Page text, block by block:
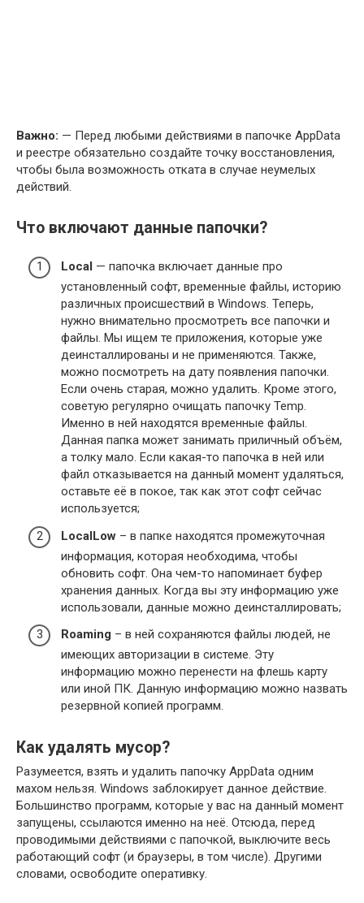
Важно: — Перед любыми действиями в папочке AppData
и реестре обязательно создайте точку восстановления,
чтобы была возможность отката в случае неумелых
действий.
Что включают данные папочки?
Local — папочка включает данные про
установленный софт, временные файлы, историю
различных происшествий в Windows. Теперь,
нужно внимательно просмотреть все папочки и
файлы. Мы ищем те приложения, которые уже
деинсталлированы и не применяются. Также,
можно посмотреть на дату появления папочки.
Если очень старая, можно удалить. Кроме этого,
советую регулярно очищать папочку Temp.
Именно в ней находятся временные файлы.
Данная папка может занимать приличный объём,
а толку мало. Если какая-то папочка в ней или
файл отказывается на данный момент удаляться,
оставьте её в покое, так как этот софт сейчас
используется;
LocalLow – в папке находятся промежуточная
информация, которая необходима, чтобы
обновить софт. Она чем-то напоминает буфер
хранения данных. Когда вы эту информацию уже
использовали, данные можно деинсталлировать;
Roaming – в ней сохраняются файлы людей, не
имеющих авторизации в системе. Эту
информацию можно перенести на флешь карту
или иной ПК. Данную информацию можно назвать
резервной копией программ.
Как удалять мусор?
Разумеется, взять и удалить папочку AppData одним
махом нельзя. Windows заблокирует данное действие.
Большинство программ, которые у вас на данный момент
запущены, ссылаются именно на неё. Отсюда, перед
проводимыми действиями с папочкой, выключите весь
работающий софт (и браузеры, в том числе). Другими
словами, освободите оперативку.